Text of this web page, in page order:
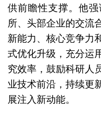
供前瞻性支撑。他
所、头部企业的交流
新能力、核心竞争力
式优化升级，充分运
究效率，鼓励科研人
业技术前沿，持续更
展注入新动能。